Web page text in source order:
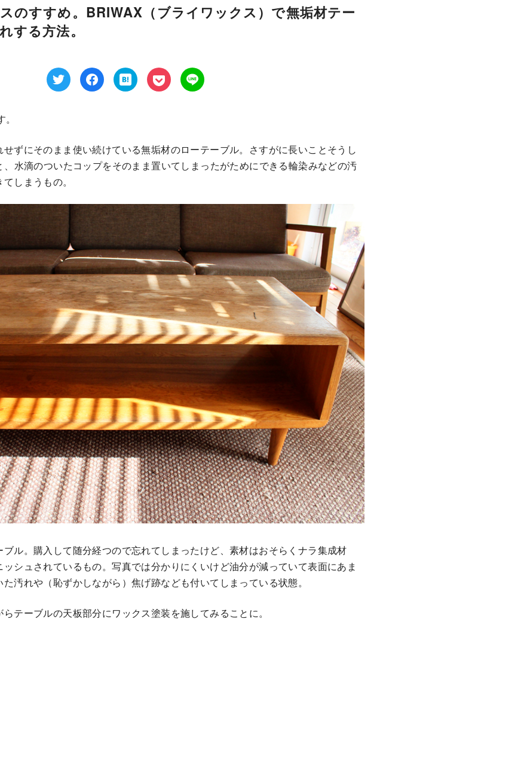
のすすめ。BRIWAX（ブライワックス）で無垢材テー
する方法。
ずにそのまま使い続けている無垢材のローテーブル。さすがに長いことそうし
水滴のついたコップをそのまま置いてしまったがためにできる輪染みなどの汚
しまうもの。
ル。購入して随分経つので忘れてしまったけど、素材はおそらくナラ集成材
シュされているもの。写真では分かりにくいけど油分が減っていて表面にあま
汚れや（恥ずかしながら）焦げ跡なども付いてしまっている状態。
テーブルの天板部分にワックス塗装を施してみることに。